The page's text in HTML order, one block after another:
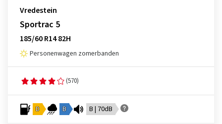
Vredestein
Sportrac 5
185/60 R14 82H
Personenwagen zomerbanden
(570)
D B B | 70dB